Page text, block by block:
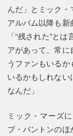
んだ」とミック・
アルバム以降も新
「“残された”と
アがあって、常
うファンもいる
いるかもしれな
なんだ」
ミック・マーズ
ブ・バントンの